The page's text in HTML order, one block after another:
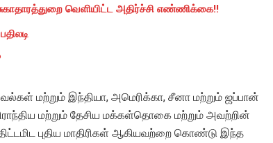
வெளியிட்ட அதிர்ச்சி எண்ணிக்கை!!
மற்றும் இந்தியா, அமெரிக்கா, சீனா மற்றும் ஜப்பான்
மற்றும் தேசிய மக்கள்தொகை மற்றும் அவற்றின்
புதிய மாதிரிகள் ஆகியவற்றை கொண்டு இந்த